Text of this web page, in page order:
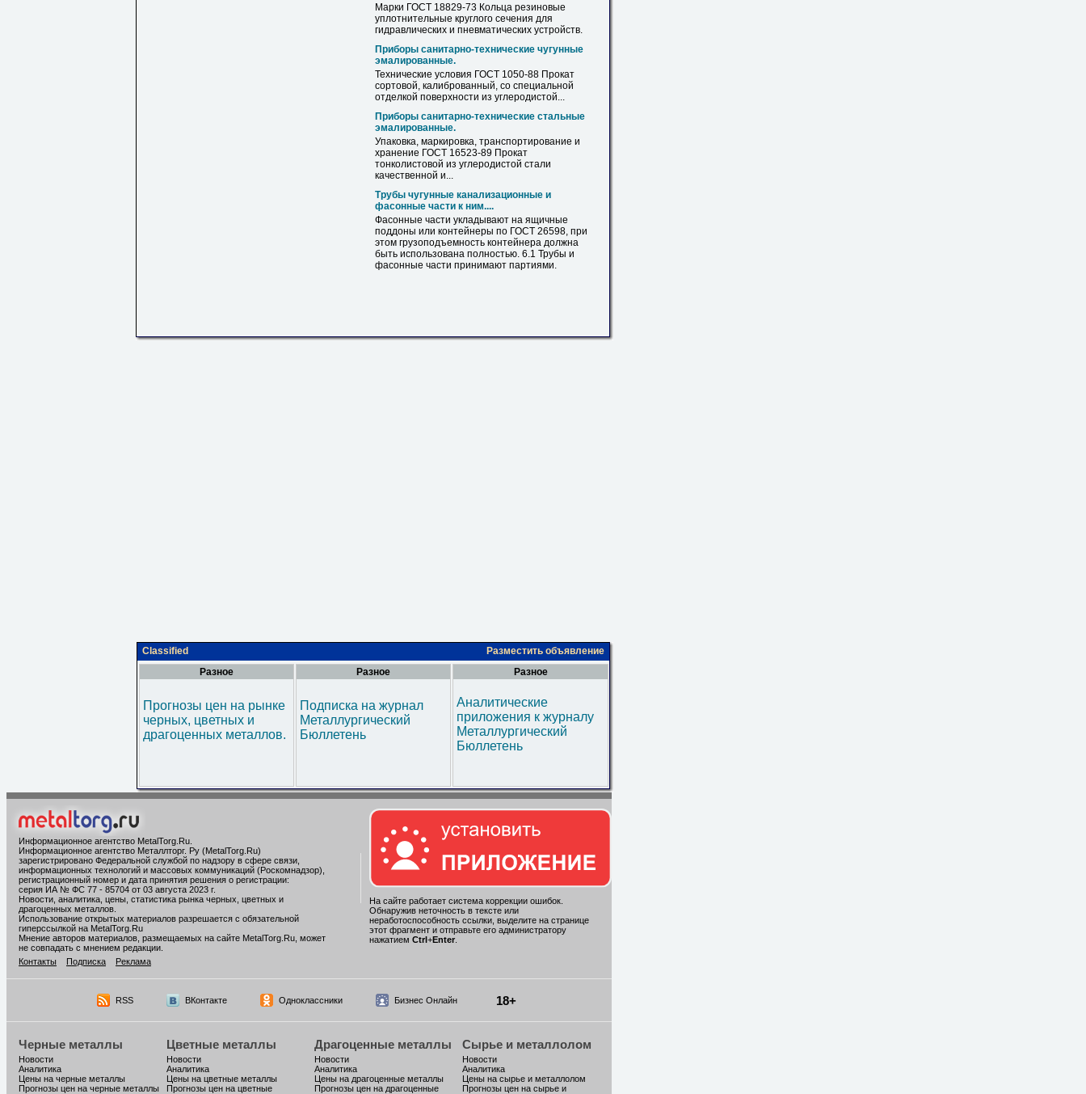
Марки ГОСТ 18829-73 Кольца резиновые
уплотнительные круглого сечения для
гидравлических и пневматических устройств.
Приборы санитарно-технические чугунные
эмалированные.
Технические условия ГОСТ 1050-88 Прокат
сортовой, калиброванный, со специальной
отделкой поверхности из углеродистой...
Приборы санитарно-технические стальные
эмалированные.
Упаковка, маркировка, транспортирование и
хранение ГОСТ 16523-89 Прокат
тонколистовой из углеродистой стали
качественной и...
Трубы чугунные канализационные и
фасонные части к ним....
Фасонные части укладывают на ящичные
поддоны или контейнеры по ГОСТ 26598, при
этом грузоподъемность контейнера должна
быть использована полностью. 6.1 Трубы и
фасонные части принимают партиями.
Classified
Разместить объявление
Разное
Прогнозы цен на рынке
черных, цветных и
драгоценных металлов.
Разное
Подписка на журнал
Металлургический
Бюллетень
Разное
Аналитические
приложения к журналу
Металлургический
Бюллетень
Информационное агентство MetalTorg.Ru
Информационное агентство Металлторг. Ру (MetalTorg.Ru)
зарегистрировано Федеральной службой по надзору в сфере связи,
информационных технологий и массовых коммуникаций (Роскомнадзор),
регистрационный номер и дата принятия решения о регистрации:
серия ИА № ФС 77 - 85704 от 03 августа 2023 г.
Новости, аналитика, цены, статистика рынка черных, цветных и
драгоценных металлов.
Использование открытых материалов разрешается с обязательной
гиперссылкой на MetalTorg.Ru
Мнение авторов материалов, размещаемых на сайте MetalTorg.Ru, может
не совпадать с мнением редакции.
Контакты
Подписка Реклама
На сайте работает система коррекции ошибок.
Обнаружив неточность в тексте или
неработоспособность ссылки, выделите на странице
этот фрагмент и отправьте его администратору
нажатием Ctrl +Enter.
RSS ВКонтакте Одноклассники Бизнес Онлайн 18+
Черные металлы
Новости
Аналитика
Цены на черные металлы
Прогнозы цен на черные металлы
Цветные металлы
Новости
Аналитика
Цены на цветные металлы
Прогнозы цен на цветные
Драгоценные металлы
Новости
Аналитика
Цены на драгоценные металлы
Прогнозы цен на драгоценные
Сырье и металлолом
Новости
Аналитика
Цены на сырье и металлолом
Прогнозы цен на сырье и